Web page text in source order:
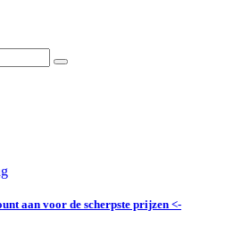
aan voor de scherpste prijzen <-